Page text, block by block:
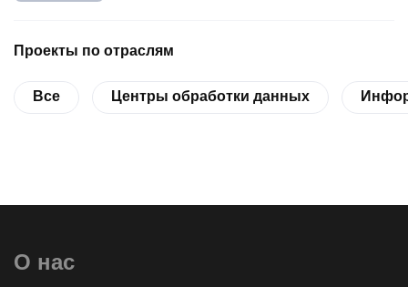
Проекты по отраслям
Все Центры обработки данных
О нас